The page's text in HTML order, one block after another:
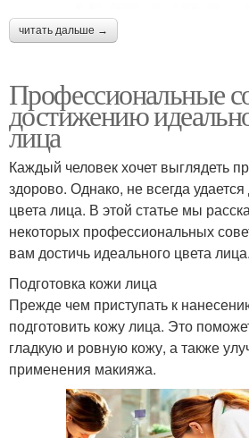
читать дальше →
Профессиональные
достижению
лица
Каждый человек хочет выглядеть
здорово. Однако, не всегда
цвета лица. В этой статье мы
некоторых профессиональных
вам достичь идеального цвета лица.
Подготовка кожи лица
Прежде чем приступать к
подготовить кожу лица. Это
гладкую и ровную кожу, а также
применения макияжа.